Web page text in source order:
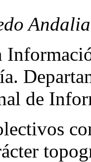
Andalia
de